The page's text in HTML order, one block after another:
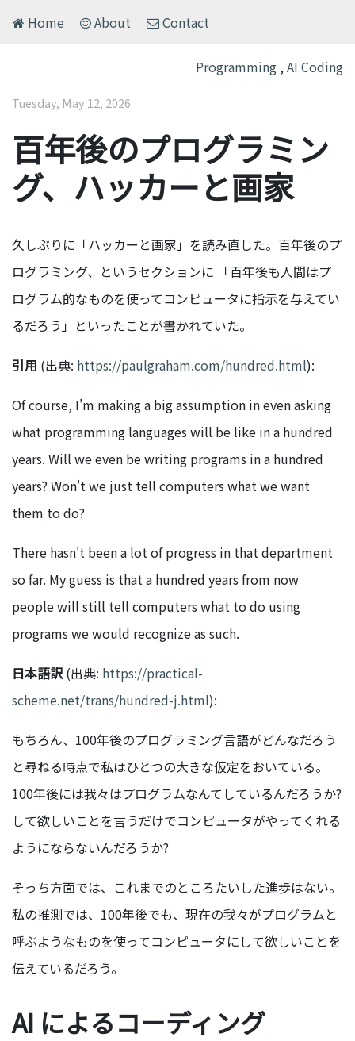
Home About Contact
Programming ,AI Coding
Tuesday, May 12, 2026
百年後のプログラミン
グ、ハッカーと画家
久しぶりに「ハッカーと画家」を読み直した。百年後のプ
ログラミング、というセクションに 「百年後も人間はプ
ログラム的なものを使ってコンピュータに指示を与えてい
るだろう」といったことが書かれていた。
引用 (出典: https://paulgraham.com/hundred.html):
Of course, I'm making a big assumption in even asking
what programming languages will be like in a hundred
years. Will we even be writing programs in a hundred
years? Won't we just tell computers what we want
them to do?
There hasn't been a lot of progress in that department
so far. My guess is that a hundred years from now
people will still tell computers what to do using
programs we would recognize as such.
日本語訳(出典: https://practical-
scheme.net/trans/hundred-j.html):
もちろん、100年後のプログラミング言語がどんなだろう
と尋ねる時点で私はひとつの大きな仮定をおいている。
100年後には我々はプログラムなんてしているんだろうか?
して欲しいことを言うだけでコンピュータがやってくれる
ようにならないんだろうか?
そっち方面では、これまでのところたいした進歩はない。
私の推測では、100年後でも、現在の我々がプログラムと
呼ぶようなものを使ってコンピュータにして欲しいことを
伝えているだろう。
AI によるコーディング